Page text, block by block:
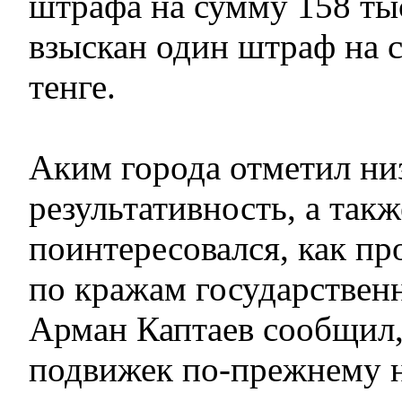
взыскан один штраф на
тенге.
Аким города отметил
результативность, а
поинтересовался, как
по кражам
Арман Каптаев
подвижек по-прежнему